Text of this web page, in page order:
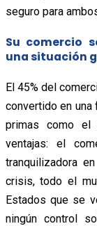
seguro para
Su comercio
una situación
El 45% del
convertido en
primas como el
ventajas: el
tranquilizadora
crisis, todo el
Estados que se
ningún control